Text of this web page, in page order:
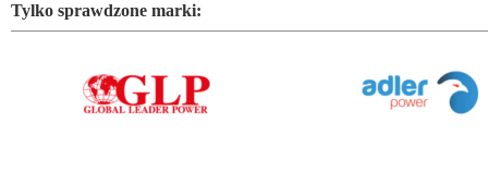
Tylko sprawdzone marki: